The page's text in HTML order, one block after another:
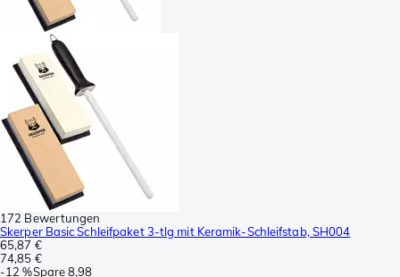
172 Bewertungen
Skerper Basic Schleifpaket 3-tlg mit Keramik-Schleifstab, SH004
65,87 €
74,85 €
-12 %Spare8,98